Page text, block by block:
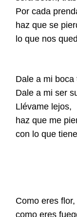
Por cada
haz que se
lo que nos
Dale a mi boca
Dale a mi ser
Llévame lejos,
haz que me
con lo que
Como eres
como eres